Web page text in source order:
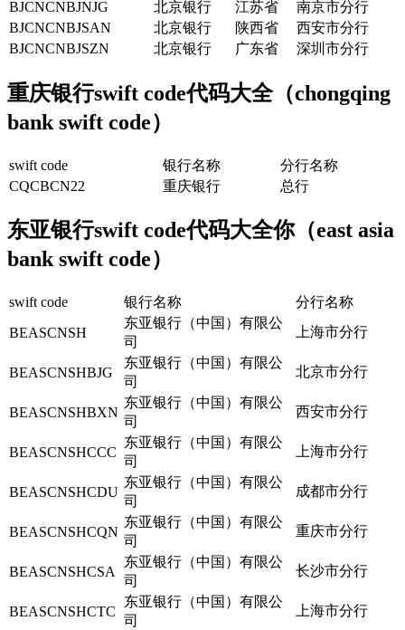
BJCNCNBJNJG 北京银行 江苏省
南京市分行
BJCNCNBJSAN
北京银行 陕西省
西安市分行
BJCNCNBJSZN
北京银行 广东省 深圳市分行
重庆银行swift code代码大全（chongqing
bank swift code）
swift code 银行名称
分行名称
CQCBCN22
重庆银行 总行
东亚银行swift code代码大全你（east asia
bank swift code）
swift code 银行名称
分行名称
BEASCNSH
东亚银行（中国）有限公
司
上海市分行
BEASCNSHBJG
东亚银行（中国）有限公
司
北京市分行
BEASCNSHBXN
东亚银行（中国）有限公
司
西安市分行
BEASCNSHCCC
东亚银行（中国）有限公
司
上海市分行
BEASCNSHCDU
东亚银行（中国）有限公
司
成都市分行
BEASCNSHCQN
东亚银行（中国）有限公
司
重庆市分行
BEASCNSHCSA
东亚银行（中国）有限公
司
长沙市分行
BEASCNSHCTC
东亚银行（中国）有限公
司
上海市分行